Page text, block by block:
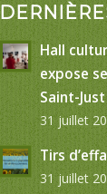
Hall
expose
Saint-Just
31 juillet
Tirs
31 juillet